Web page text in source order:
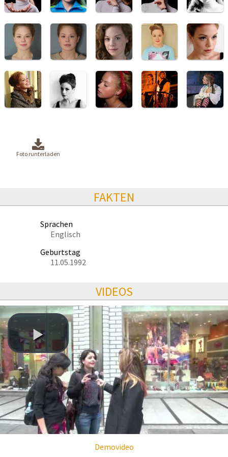
Foto runterladen
FAKTEN
Sprachen
Englisch
Geburtstag
11.05.1992
VIDEOS
Demovideo